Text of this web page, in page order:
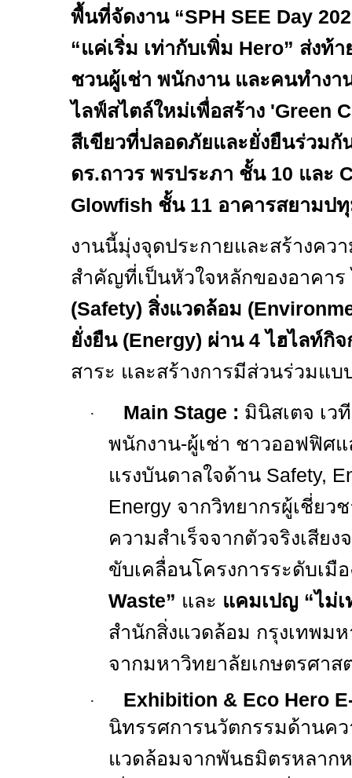
พื้นที่จัดงาน “SPH SEE Day
“แค่เริ่ม เท่ากับเพิ่ม Hero” ส่งท้า
ชวนผู้เช่า พนักงาน และคนทำงา
ไลฟ์สไตล์ใหม่เพื่อสร้าง 'Green
สีเขียวที่ปลอดภัยและยั่งยืนร่วม
ดร.ถาวร พรประภา ชั้น 10 และ
Glowfish ชั้น 11 อาคารสยามป
งานนี้มุ่งจุดประกายและสร้างคว
สำคัญที่เป็นหัวใจหลักของอาคา
(Safety) สิ่งแวดล้อม (
ยั่งยืน (Energy) ผ่าน 4ไฮไลท์กิจ
สาระ และสร้างการมีส่วนร่วมแบ
· Main Stage : มินิสเตจ เว
พนักงาน-ผู้เช่า ชาวออฟฟิศ
แรงบันดาลใจด้าน Safety,
Energy จากวิทยากรผู้เชี่ยว
ความสำเร็จจากตัวจริงเสียง
ขับเคลื่อนโครงการระดับเมื
Waste” และ แคมเปญ “ไม่
สำนักสิ่งแวดล้อม กรุงเทพม
จากมหาวิทยาลัยเกษตรศาส
·
Exhibition & Eco Hero
นิทรรศการนวัตกรรมด้านค
แวดล้อมจากพันธมิตรหลาก